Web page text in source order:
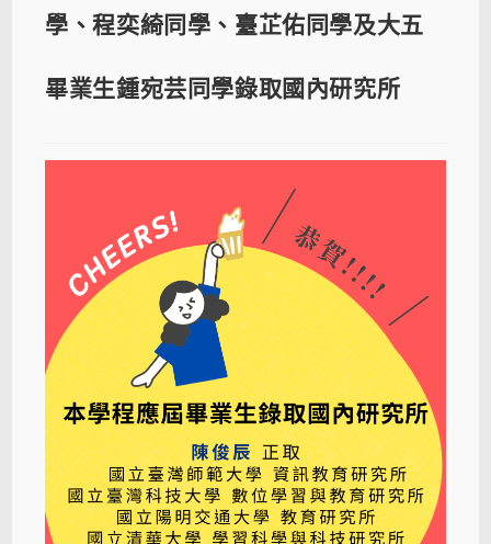
學、程奕綺同學、臺芷佑同學及大五
畢業生鍾宛芸同學錄取國內研究所